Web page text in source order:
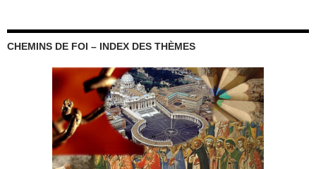
CHEMINS DE FOI – INDEX DES THÈMES